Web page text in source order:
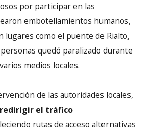
por participar en las
embotellamientos humanos,
lugares como el puente de Rialto,
quedó paralizado durante
medios locales.
de las autoridades locales,
el tráfico
rutas de acceso alternativas